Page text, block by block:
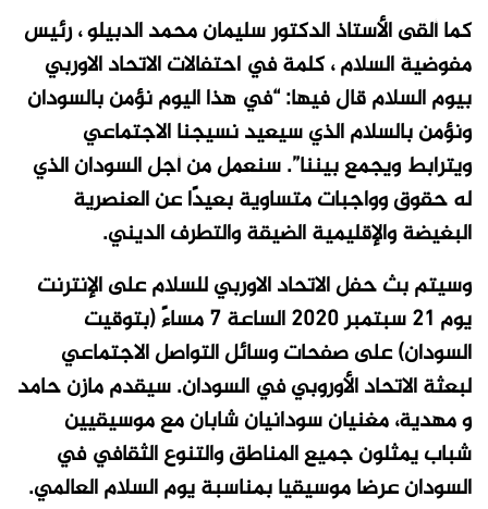
كما ألقى الأستاذ الدكتور سليمان محمد الدبيلو ، رئيس
مفوضية السلام ، كلمة في احتفالات الاتحاد الاوربي
بيوم السلام قال فيها: “في هذا اليوم نؤمن بالسودان
ونؤمن بالسلام الذي سيعيد نسيجنا الاجتماعي
ويترابط ويجمع بيننا”. سنعمل من أجل السودان الذي
له حقوق وواجبات متساوية بعيدًا عن العنصرية
البغيضة والإقليمية الضيقة والتطرف الديني.
وسيتم بث حفل الاتحاد الاوربي للسلام على الإنترنت
يوم 21 سبتمبر 2020 الساعة 7 مساءً (بتوقيت
السودان) على صفحات وسائل التواصل الاجتماعي
لبعثة الاتحاد الأوروبي في السودان. سيقدم مازن حامد
و مهدية، مغنيان سودانيان شابان مع موسيقيين
شباب يمثلون جميع المناطق والتنوع الثقافي في
السودان عرضا موسيقيا بمناسبة يوم السلام العالمي.